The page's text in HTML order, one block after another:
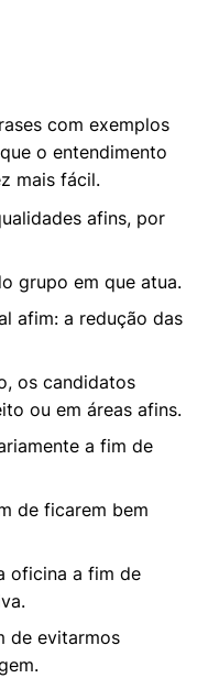
com exemplos
o entendimento
mais fácil.
afins, por
grupo em que atua.
afim: a redução das
os candidatos
ou em áreas afins.
a fim de
de ficarem bem
oficina a fim de
de evitarmos